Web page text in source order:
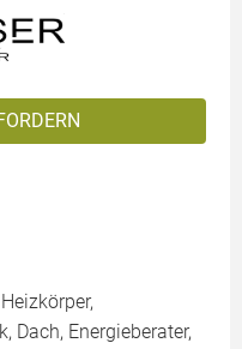
Dach, Energieberater,